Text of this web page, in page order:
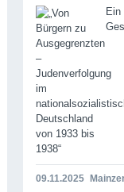
09.11.2025